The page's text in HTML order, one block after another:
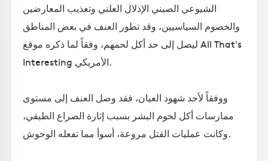
الشيوعي الصيني الإذلال العلني وتعذيب المعارضين
والخصوم السياسيين، وقد تطور العنف في بعض المناطق
ليصل إلى حد أكل لحمهم، وفقاً لما ذكره موقع All That's
Interesting الأمريكي.
ووفقاً لأحد شهود العيان، فقد وصل العنف إلى مستوى
ممارسات أكل لحوم البشر بسبب إثارة الصراع الطبقي،
وكانت عمليات القتل مروعة، أسوأ مما تفعله الوحوش.